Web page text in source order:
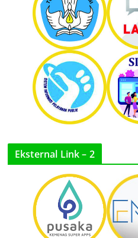
Eksternal Link – 2